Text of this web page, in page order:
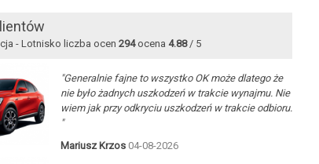
- Lotnisko liczba ocen 294ocena 4.88/ 5
"Generalnie fajne to wszystko OK może dlatego że
nie było żadnych uszkodzeń w trakcie wynajmu. Nie
wiem jak przy odkryciu uszkodzeń w trakcie odbioru.
"
Mariusz Krzos 04-08-2026